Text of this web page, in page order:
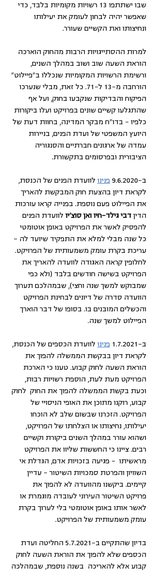
שבו ישתתפו 13 רשויות מקומיות בלבד, כדי
שאפשר יהיה לבחון לעומק את יעילותו
ונחיצותו ואת הקשיים שעורר.
למרות ההסתייגויות הרבות מהחוק הוארכה
הוראת השעה שוב ושוב במהלך השנים,
ורשימת הרשויות המקומיות שנכללו ב"פיילוט"
הורחבה מ-13 ל-71. כל זאת, מבלי שנערכו
הפיקוח והבדיקות שנקבעו בחוק, ועל אף
שהתגלעו קשיים שונים בפרויקט ועלו ביקורות
כלפיו – בדו"ח מבקר המדינה, בחוות דעת של
היועץ המשפטי של ועדת הפנים, בניירות
עמדה של ארגונים חברתיים והסנגוריה
הציבורית ובפרסומים בתקשורת.
ב-9.6.2020 פנינו לוועדת הפנים של הכנסת,
לקראת דיון בהצעת חוק המבקשת להאריך
את הפיילוט פעם נוספת. בפנייה קראו עורכות
הדין דבי גילד-חיו ואן סוצ'יו לוועדת הפנים
להפסיק לאשר את הפרויקט באופן אוטומטי
כל שנה מבלי למלא את התפקיד שיועד לה –
עריכת בקרת עומק משמעותית של הפרויקט.
לחלופין קראה האגודה לוועדה להאריך את
הפרויקט בשישה חודשים בלבד (ולא כפי
שמבוקש למשך שנה וחצי), שבמהלכם תערוך
הוועדה סדרה של דיונים לבחינת הפרויקט
והכשלים המובנים בו. בסופו של דבר הוארך
הפיילוט למשך שנה.
ב-1.7.2021 פנינו לוועדת הכספים של הכנסת,
לקראת דיון בבקשת הממשלה להפוך את
הוראת השעה לחוק קבוע. טענו כי הארכת
הפרויקט מעת לעת, הוספת רשויות רבות,
וכעת בקשת הממשלה להפוך את החוק  לחוק
קבוע, רוקנו מתוכן את האופי הניסויי של
הפרויקט. הזכרנו שבשום שלב לא הוכחו
יעילותו, נחיצותו או הצלחתו של הפרויקט,
ושהוא עורר במהלך השנים ביקורת וקשיים
רבים. ציינו כי החששות שליוו את הפרויקט
מראשיתו  - פגיעה בזכויות אדם, הגדלת אי
השוויון והפרטת סמכויות השיטור – עדיין
קיימים. ביקשנו מהוועדה לא להפוך את
פרויקט השיטור העירוני לעובדה מוגמרת או
לאשר אותו באופן אוטומטי בלי לערוך בקרת
עומק משמעותית של הפרויקט.
בדיון שהתקיים ב-5.7.2021 החליטה ועדת
הכספים שלא להפוך את הוראת השעה לחוק
קבוע אלא להאריכה  בשנה נוספת, שבמהלכה